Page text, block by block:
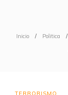
Inicio Politica
TERRORISMO